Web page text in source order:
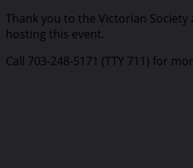
Thank you to the Victorian Society
hosting this event.
Call 703-248-5171 (TTY 711) for